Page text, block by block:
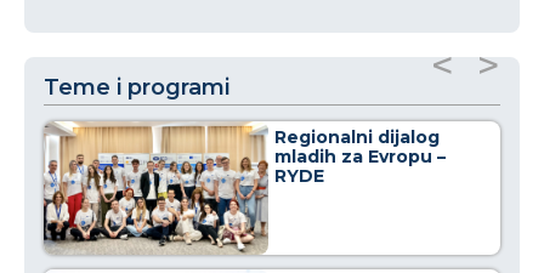
Teme i programi
Regionalni dijalog
mladih za Evropu –
RYDE
< >